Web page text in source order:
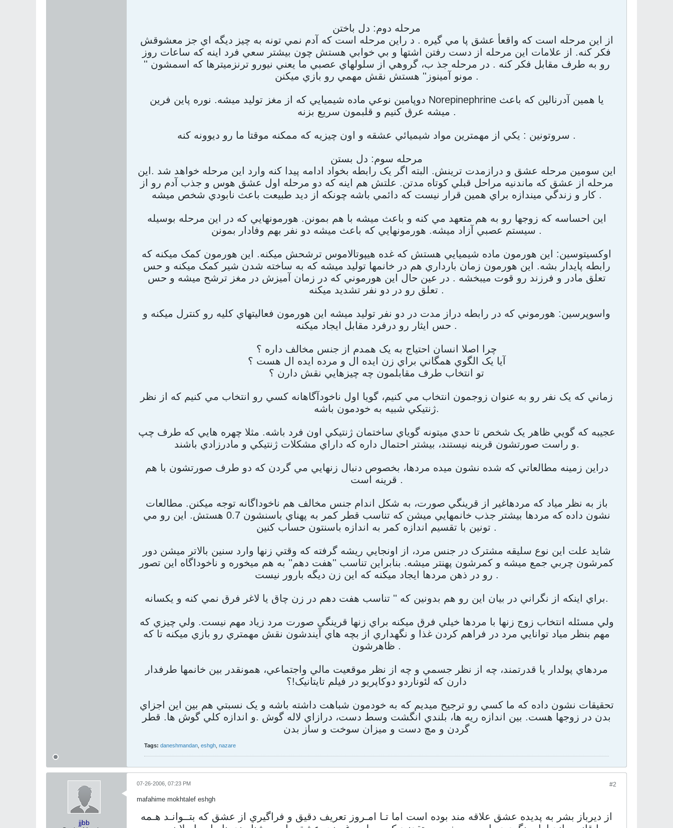
مرحله دوم: دل باختن
از اين مرحله است که واقعأ عشق پا مي گيره . د راين مرحله است که آدم نمي تونه به چيز ديگه اي جز معشوقش
فکر کنه. از علامات اين مرحله از دست رفتن اشتها و بي خوابي هستش چون بيشتر سعي فرد اينه که ساعات روز
رو به طرف مقابل فکر کنه . در مرحله جذ ب، گروهي از سلولهاي عصبي ما يعني نيورو ترنزميترها که اسمشون ''
مونو آمينوز'' هستش نقش مهمي رو بازي ميکنن .
دوپامين نوعي ماده شيميايي که از مغز توليد ميشه. نوره پاين فرين Norepinephrine يا همين آدرنالين که باعث
ميشه عرق کنيم و قلبمون سريع بزنه .
سروتونين : يکي از مهمترين مواد شيميائي عشقه و اون چيزيه که ممکنه موقتا ما رو ديوونه کنه .
مرحله سوم: دل بستن
اين سومين مرحله عشق و درازمدت ترينش. البته اگر يک رابطه بخواد ادامه پيدا کنه وارد اين مرحله خواهد شد .اين
مرحله از عشق که ماندنيه مراحل قبلي کوتاه مدتن. علتش هم اينه که دو مرحله اول عشق هوس و جذب آدم رو از
کار و زندگي ميندازه براي همين قرار نيست که دائمي باشه چونکه از ديد طبيعت باعث نابودي شخص ميشه .
اين احساسه که زوجها رو به هم متعهد مي کنه و باعث ميشه با هم بمونن. هورمونهايي که در اين مرحله بوسيله
سيستم عصبي آزاد ميشه. هورمونهايي که باعث ميشه دو نفر بهم وفادار بمونن .
اوکسيتوسين: اين هورمون ماده شيميايي هستش که غده هيپوتالاموس ترشحش ميکنه. اين هورمون کمک ميکنه که
رابطه پايدار بشه. اين هورمون زمان بارداري هم در خانمها توليد ميشه که به ساخته شدن شير کمک ميکنه و حس
تعلق مادر و فرزند رو قوت ميبخشه . در عين حال اين هورموني که در زمان آميزش در مغز ترشح ميشه و حس
تعلق رو در دو نفر تشديد ميکنه .
واسوپرسين: هورموني که در رابطه دراز مدت در دو نفر توليد ميشه اين هورمون فعاليتهاي کليه رو کنترل ميکنه و
حس ايثار رو درفرد مقابل ايجاد ميکنه .
چرا اصلا انسان احتياج به يک همدم از جنس مخالف داره ؟
آيا يک الگوي همگاني براي زن ايده ال و مرده ايده ال هست ؟
تو انتخاب طرف مقابلمون چه چيزهايي نقش دارن ؟
زماني که يک نفر رو به عنوان زوجمون انتخاب مي کنيم، گويا اول ناخودآگاهانه کسي رو انتخاب مي کنيم که از نظر
ژنتيکي شبيه به خودمون باشه.
عجيبه که گويي ظاهر يک شخص تا حدي ميتونه گوياي ساختمان ژنتيکي اون فرد باشه. مثلا چهره هايي که طرف چپ
و راست صورتشون قرينه نيستند، بيشتر احتمال داره که داراي مشکلات ژنتيکي و مادرزادي باشند.
دراين زمينه مطالعاتي که شده نشون ميده مردها، بخصوص دنبال زنهايي مي گردن که دو طرف صورتشون با هم
قرينه است .
باز به نظر مياد که مردهاغير از قرينگي صورت، به شکل اندام جنس مخالف هم ناخوداگانه توجه ميکنن. مطالعات
نشون داده که مردها بيشتر جذب خانمهايي ميشن که تناسب قطر کمر به پهناي باسنشون 0.7 هستش. اين رو مي
تونين با تقسيم اندازه کمر به اندازه باسنتون حساب کنين .
شايد علت اين نوع سليقه مشترک در جنس مرد، از اونجايي ريشه گرفته که وقتي زنها وارد سنين بالاتر ميشن دور
کمرشون چربي جمع ميشه و کمرشون پهنتر ميشه. بنابراين تناسب ''هفت دهم'' به هم ميخوره و ناخوداگاه اين تصور
رو در ذهن مردها ايجاد ميکنه که اين زن ديگه بارور نيست .
براي اينکه از نگراني در بيان اين رو هم بدونين که '' تناسب هفت دهم در زن چاق يا لاغر فرق نمي کنه و يکسانه.
ولي مسئله انتخاب زوج زنها با مردها خيلي فرق ميکنه براي زنها قرينگي صورت مرد زياد مهم نيست. ولي چيزي که
مهم بنظر مياد توانايي مرد در فراهم کردن غذا و نگهداري از بچه هاي آيندشون نقش مهمتري رو بازي ميکنه تا که
ظاهرشون .
مردهاي پولدار يا قدرتمند، چه از نظر جسمي و چه از نظر موقعيت مالي واجتماعي، همونقدر بين خانمها طرفدار
دارن که لئوناردو دوکاپريو در فيلم تايتانيک!؟
تحقيقات نشون داده که ما کسي رو ترجيح ميديم که به خودمون شباهت داشته باشه و يک نسبتي هم بين اين اجزاي
بدن در زوجها هست. بين اندازه ريه ها، بلندي انگشت وسط دست، درازاي لاله گوش .و اندازه کلي گوش ها. قطر
گردن و مچ دست و ميزان سوخت و ساز بدن
Tags: daneshmandan eshgh nazare
jjbb
#2
07-26-2006, 07:23 PM
mafahime mokhtalef eshgh
از ديرباز بشر به پديده عشق علاقه مند بوده است اما تـا امـروز تعريف دقيق و فراگيري از عشق كه بتــوانـد هـمه